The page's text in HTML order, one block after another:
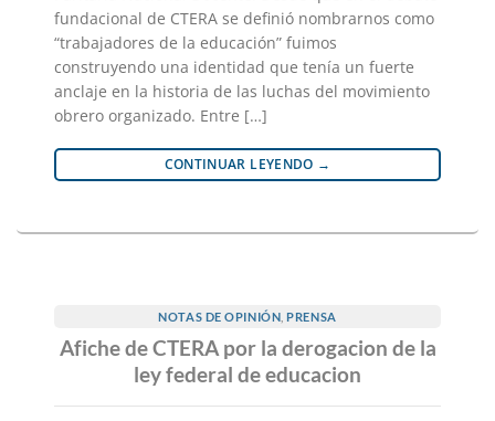
fundacional de CTERA se definió nombrarnos como
“trabajadores de la educación” fuimos
construyendo una identidad que tenía un fuerte
anclaje en la historia de las luchas del movimiento
obrero organizado. Entre […]
CONTINUAR LEYENDO →
NOTAS DE OPINIÓN ,PRENSA
Afiche de CTERA por la derogacion de la
ley federal de educacion